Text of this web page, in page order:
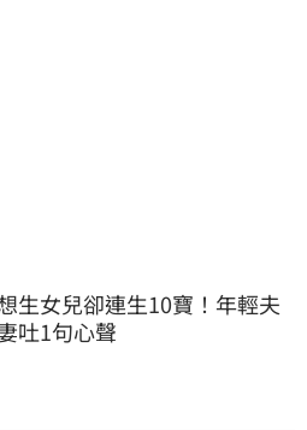
生女兒卻連生10寶！年輕夫
吐1句心聲